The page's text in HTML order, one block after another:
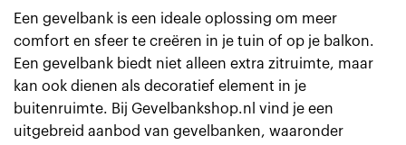
Een gevelbank is een ideale oplossing om meer
comfort en sfeer te creëren in je tuin of op je balkon.
Een gevelbank biedt niet alleen extra zitruimte, maar
kan ook dienen als decoratief element in je
buitenruimte. Bij Gevelbankshop.nl vind je een
uitgebreid aanbod van gevelbanken, waaronder